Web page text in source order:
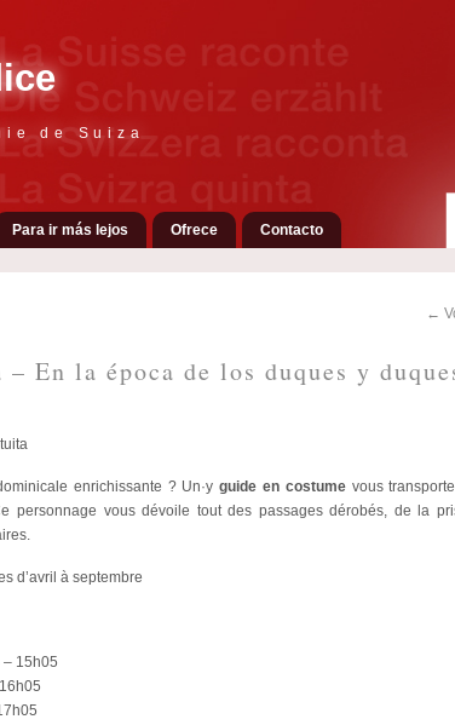
de Suiza
Para ir más lejos Ofrece Contacto
←
la época de los duques y
enrichissante ? Un·yguide en costume vous transporte
personnage vous dévoile tout des passages dérobés, de la
.
d’avril à septembre
– 15h05